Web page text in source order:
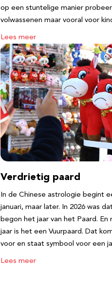
op een stuntelige manier
volwassenen maar vooral voor
Lees meer
Verdrietig paard
In de Chinese astrologie begint
januari, maar later. In 2026 was
begon het jaar van het Paard.
jaar is het een Vuurpaard. Dat
voor en staat symbool voor een
Lees meer